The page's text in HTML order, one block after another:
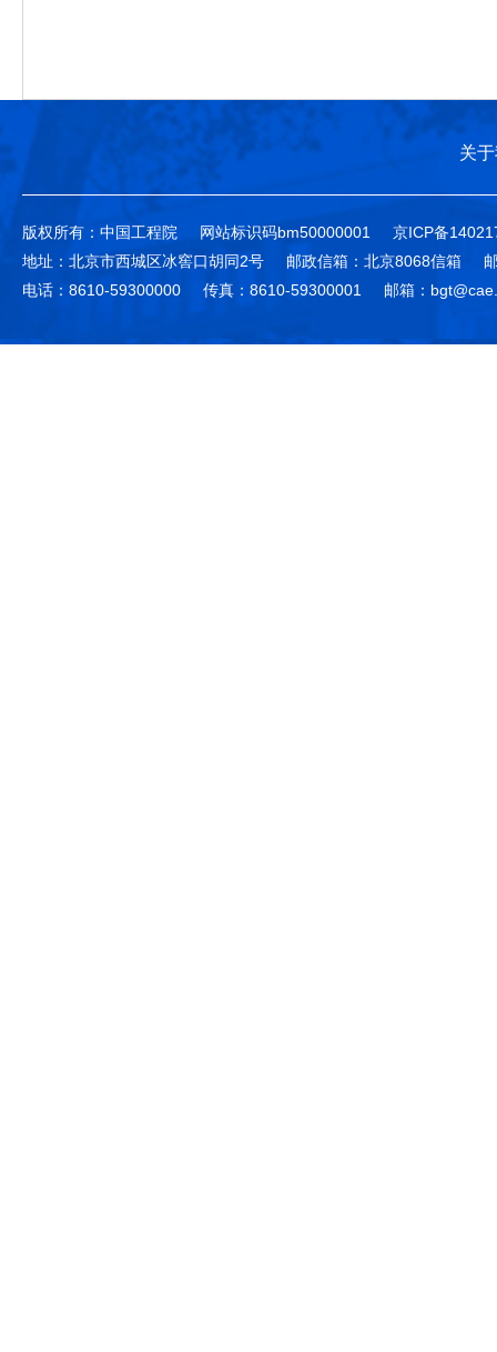
关
版权所有：中国工程院 网站标识码bm50000001
京ICP备
地址：北京市西城区冰窖口胡同2号
邮政信箱：北京8068信箱
电话：8610-59300000
传真：8610-59300001 邮箱：